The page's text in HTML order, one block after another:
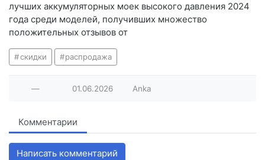
лучших аккумуляторных моек высокого давления 2024
года среди моделей, получивших множество
положительных отзывов от
скидки распродажа
— 01.06.2026 Anka
Комментарии
Написать комментарий